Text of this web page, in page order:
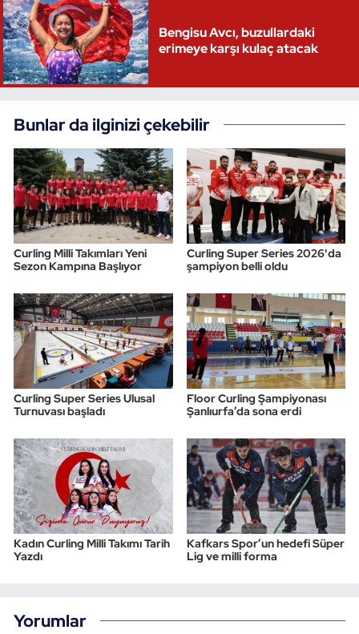
Bengisu Avcı, buzullardaki
erimeye karşı kulaç atacak
Bunlar da ilginizi çekebilir
Curling Milli Takımları Yeni
Sezon Kampına Başlıyor
Curling Super Series 2026'da
şampiyon belli oldu
Curling Super Series Ulusal
Turnuvası başladı
Floor Curling Şampiyonası
Şanlıurfa’da sona erdi
Kadın Curling Milli Takımı Tarih
Yazdı
Kafkars Spor’un hedefi Süper
Lig ve milli forma
Yorumlar
Triatlon
Voleybol
Vücut Geliştirme Fitness
Wushu Kungfu
Yelken
Yüzme